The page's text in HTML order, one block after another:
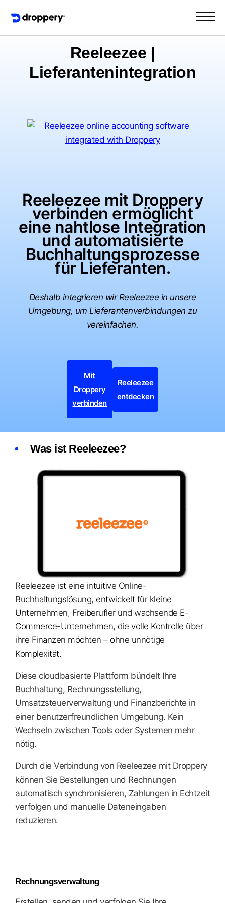
Reeleezee |
Lieferantenintegration
Reeleezee mit Droppery
verbinden ermöglicht
eine nahtlose Integration
und automatisierte
Buchhaltungsprozesse
für Lieferanten.
Deshalb integrieren wir Reeleezee in unsere
Umgebung, um Lieferantenverbindungen zu
vereinfachen.
Mit
Droppery
verbinden
Reeleezee
entdecken
Was ist Reeleezee?
Reeleezee ist eine intuitive Online-
Buchhaltungslösung, entwickelt für kleine
Unternehmen, Freiberufler und wachsende E-
Commerce-Unternehmen, die volle Kontrolle über
ihre Finanzen möchten – ohne unnötige
Komplexität.
Diese cloudbasierte Plattform bündelt Ihre
Buchhaltung, Rechnungsstellung,
Umsatzsteuerverwaltung und Finanzberichte in
einer benutzerfreundlichen Umgebung. Kein
Wechseln zwischen Tools oder Systemen mehr
nötig.
Durch die Verbindung von Reeleezee mit Droppery
können Sie Bestellungen und Rechnungen
automatisch synchronisieren, Zahlungen in Echtzeit
verfolgen und manuelle Dateneingaben
reduzieren.
Rechnungsverwaltung